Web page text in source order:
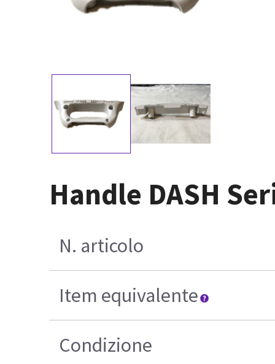
Handle DASH
N. articolo
Item equivalente
Condizione